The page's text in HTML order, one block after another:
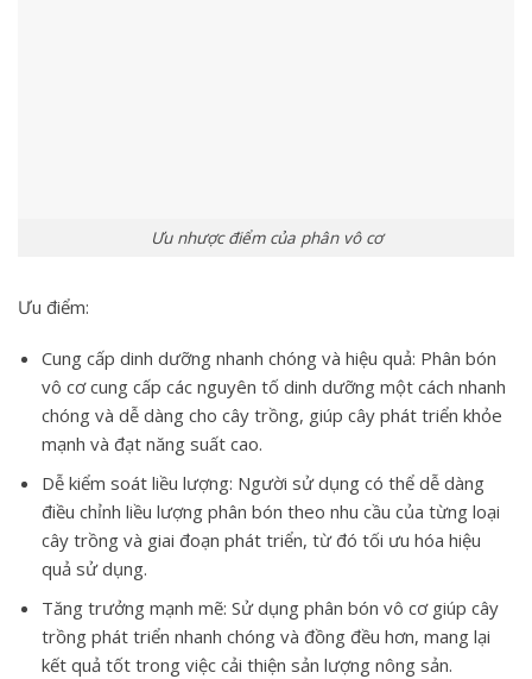
Ưu nhược điểm của phân vô cơ
Ưu điểm:
Cung cấp dinh dưỡng nhanh chóng và hiệu quả: Phân bón
vô cơ cung cấp các nguyên tố dinh dưỡng một cách nhanh
chóng và dễ dàng cho cây trồng, giúp cây phát triển khỏe
mạnh và đạt năng suất cao.
Dễ kiểm soát liều lượng: Người sử dụng có thể dễ dàng
điều chỉnh liều lượng phân bón theo nhu cầu của từng loại
cây trồng và giai đoạn phát triển, từ đó tối ưu hóa hiệu
quả sử dụng.
Tăng trưởng mạnh mẽ: Sử dụng phân bón vô cơ giúp cây
trồng phát triển nhanh chóng và đồng đều hơn, mang lại
kết quả tốt trong việc cải thiện sản lượng nông sản.